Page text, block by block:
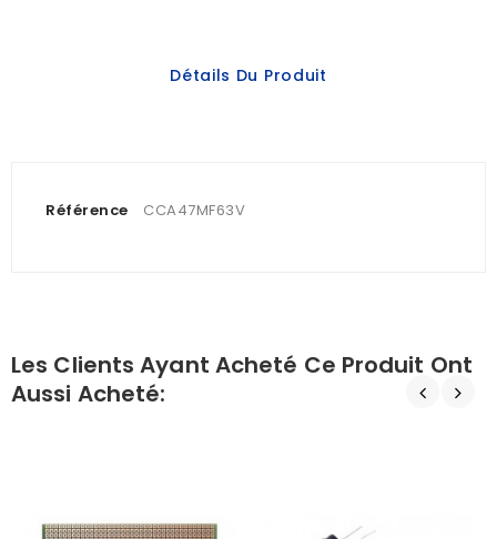
Détails Du Produit
Référence CCA47MF63V
Les Clients Ayant Acheté Ce Produit Ont
Aussi Acheté: